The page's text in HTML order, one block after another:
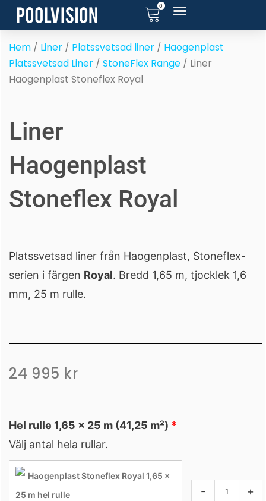
Hoppa
till
innehåll
0
Hem / Liner / Platssvetsad liner / Haogenplast
Platssvetsad Liner / StoneFlex Range / Liner
Haogenplast Stoneflex Royal
Liner
Haogenplast
Stoneflex Royal
Platssvetsad liner från Haogenplast, Stoneflex-
serien i färgen Royal. Bredd 1,65 m, tjocklek 1,6
mm, 25 m rulle.
24 995 kr
Hel rulle 1,65 × 25 m (41,25 m²)
Välj antal hela rullar.
Haogenplast Stoneflex Royal 1,65 ×
25 m hel rulle
- +
Haogenplast
Stoneflex
Royal
mängd